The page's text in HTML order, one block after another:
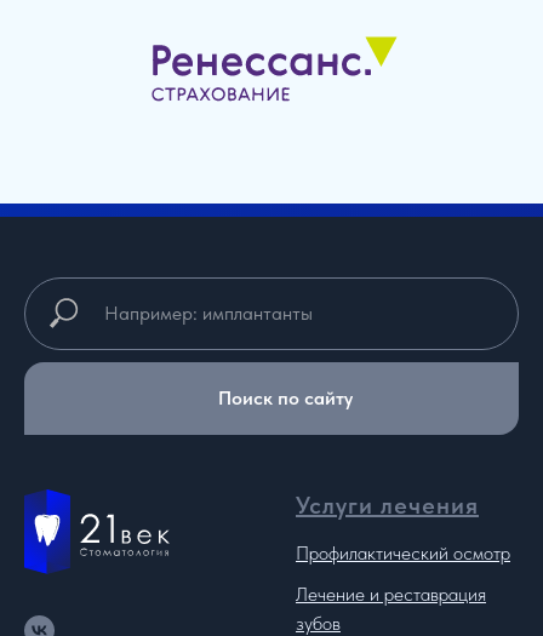
Поиск по сайту
Услуги лечения
Профилактический осмотр
Лечение и реставрация
зубов